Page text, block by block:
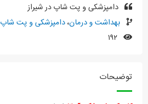
دامپزشکی و پت شاپ در شیراز
بهداشت و درمان،دامپزشکی و پت شاپ
۱۹۲
توضیحات